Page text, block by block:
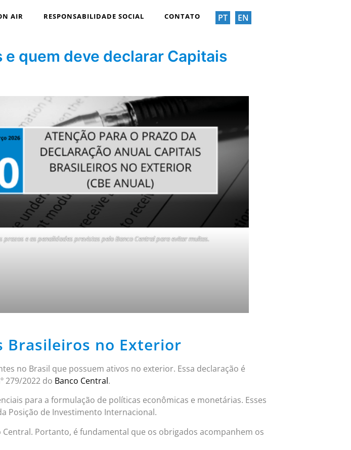
AIR RESPONSABILIDADE SOCIAL CONTATO PT EN
quem deve declarar Capitais
prazos e as penalidades previstas pelo Banco Central para evitar multas.
Brasileiros no Exterior
no Brasil que possuem ativos no exterior. Essa declaração é
279/2022 do Banco Central.
para a formulação de políticas econômicas e monetárias. Esses
Posição de Investimento Internacional.
Portanto, é fundamental que os obrigados acompanhem os